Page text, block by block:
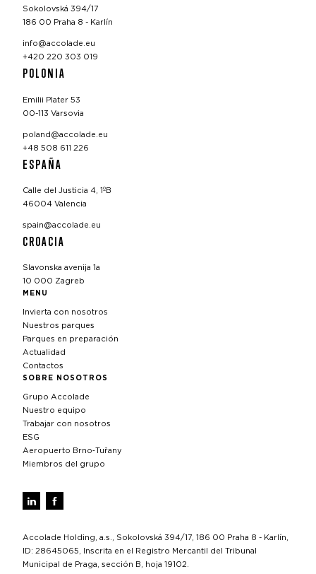
Sokolovská 394/17
186 00 Praha 8 - Karlín
info@accolade.eu
+420 220 303 019
POLONIA
Emilii Plater 53
00-113 Varsovia
poland@accolade.eu
+48 508 611 226
ESPAÑA
Calle del Justicia 4, 1ºB
46004 Valencia
spain@accolade.eu
CROACIA
Slavonska avenija 1a
10 000 Zagreb
MENU
Invierta con nosotros
Nuestros parques
Parques en preparación
Actualidad
Contactos
SOBRE NOSOTROS
Grupo Accolade
Nuestro equipo
Trabajar con nosotros
ESG
Aeropuerto Brno‑Tuřany
Miembros del grupo
Accolade Holding, a.s., Sokolovská 394/17, 186 00 Praha 8 - Karlín,
ID: 28645065, Inscrita en el Registro Mercantil del Tribunal
Municipal de Praga, sección B, hoja 19102.